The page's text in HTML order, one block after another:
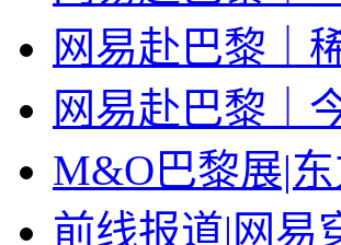
网易赴巴黎｜
网易赴巴黎｜
M&O巴黎展|
前线报道|网易